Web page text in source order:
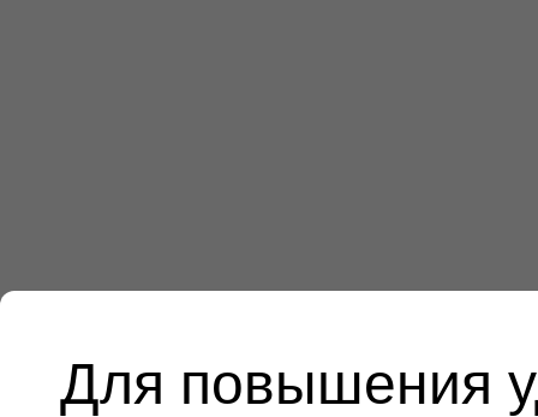
Для повышения